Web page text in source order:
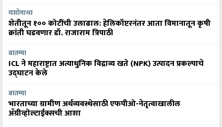
यशोगाथा
शेतीतून १०० कोटींची उलाढाल: हेलिकॉप्टरनंतर आता विमानातून कृषी
क्रांती घडवणार डॉ. राजाराम त्रिपाठी
बातम्या
ICL ने महाराष्ट्रात अत्याधुनिक विद्राव्य खते (NPK) उत्पादन प्रकल्पाचे
उद्घाटन केले
बातम्या
भारताच्या ग्रामीण अर्थव्यवस्थेसाठी एफपीओ-नेतृत्वाखालील
अ‍ॅग्रीव्होल्टाईक्सची आशा